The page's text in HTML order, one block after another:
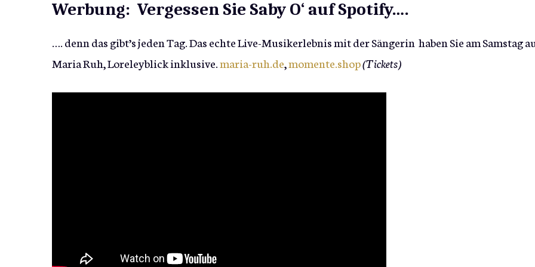
Werbung: Vergessen Sie Saby O‘ auf Spotify….
…. denn das gibt’s jeden Tag. Das echte Live-Musikerlebnis mit der Sängerin haben Sie am Samstag
Maria Ruh, Loreleyblick inklusive.maria-ruh.de,momente.shop(Tickets)